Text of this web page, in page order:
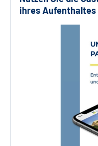
ihres Aufenthaltes